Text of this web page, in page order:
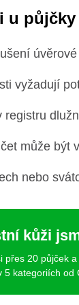
u
vyžadují
registru
může být
nebo
kůži
přes 20 půjček
5 kategoriích od